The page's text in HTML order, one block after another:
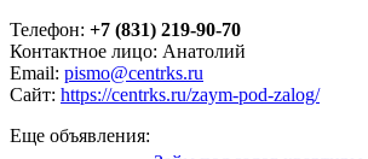
Телефон: +7 (831) 219-90-70
Контактное лицо: Анатолий
Email: pismo@centrks.ru
Сайт: https://centrks.ru/zaym-pod-zalog/
Еще объявления: